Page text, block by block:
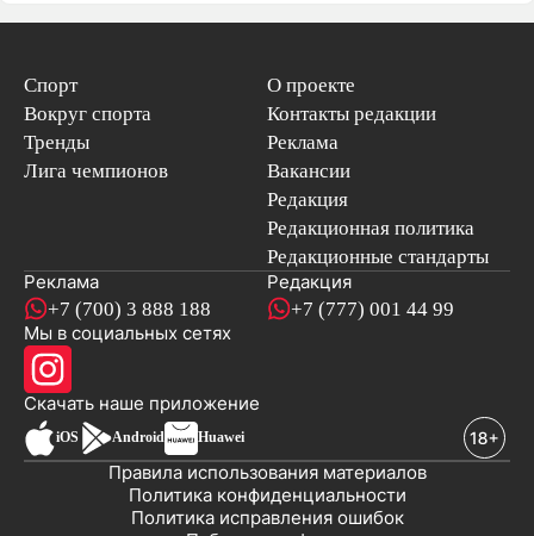
Спорт
Вокруг спорта
Тренды
Лига чемпионов
О проекте
Контакты редакции
Реклама
Вакансии
Редакция
Редакционная политика
Редакционные стандарты
Реклама
+7 (700) 3 888 188
Редакция
+7 (777) 001 44 99
Мы в социальных сетях
Скачать наше приложениеновостей
iOS Android Huawei
Политика исправления ошибок
Политика конфиденциальности
Правила использования материалов